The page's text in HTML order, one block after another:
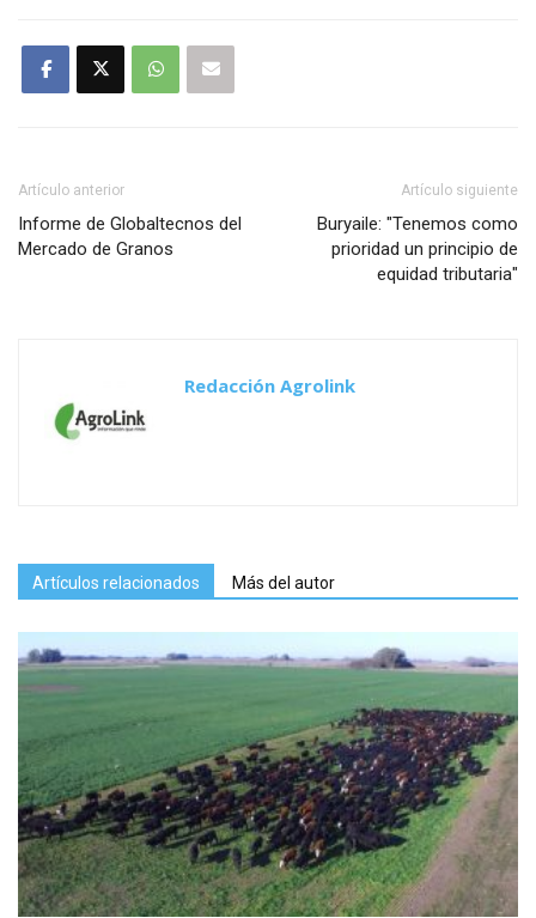
Artículo anterior
Informe de Globaltecnos del
Mercado de Granos
Artículo siguiente
Buryaile: "Tenemos como
prioridad un principio de
equidad tributaria"
Redacción Agrolink
Artículos relacionados Más del autor